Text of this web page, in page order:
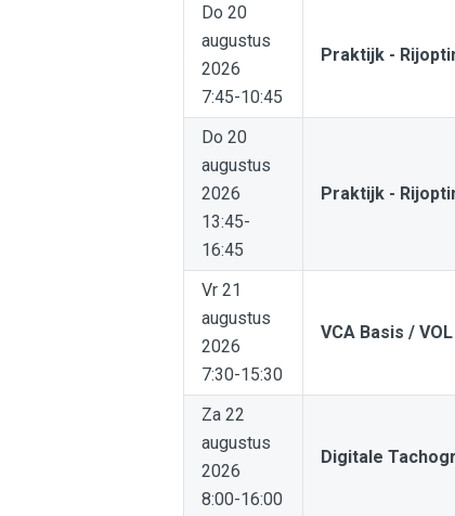
Do 20
augustus
2026
7:45-10:45
Praktijk -
Do 20
augustus
2026
13:45-
16:45
Praktijk -
Vr 21
augustus
2026
7:30-15:30
VCA Basis / VOL
Za 22
augustus
2026
8:00-16:00
Digitale